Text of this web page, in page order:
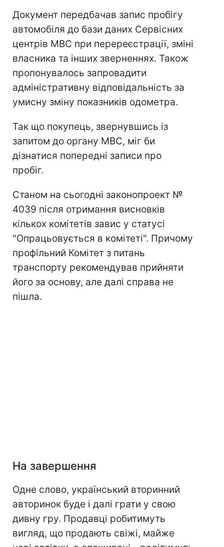
Документ передбачав запис пробігу
автомобіля до бази даних Сервісних
центрів МВС при перереєстрації, зміні
власника та інших зверненнях. Також
пропонувалось запровадити
адміністративну відповідальність за
умисну зміну показників одометра.
Так що покупець, звернувшись із
запитом до органу МВС, міг би
дізнатися попередні записи про
пробіг.
Станом на сьогодні законопроект №
4039 після отримання висновків
кількох комітетів завис у статусі
"Опрацьовується в комітеті". Причому
профільний Комітет з питань
транспорту рекомендував прийняти
його за основу, але далі справа не
пішла.
На завершення
Одне слово, український вторинний
авторинок буде і далі грати у свою
дивну гру. Продавці робитимуть
вигляд, що продають свіжі, майже